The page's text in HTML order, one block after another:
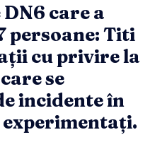
care a
persoane: Titi
cu privire la
se
incidente în